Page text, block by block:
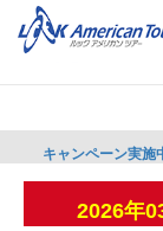
キャンペーン実施
2026年